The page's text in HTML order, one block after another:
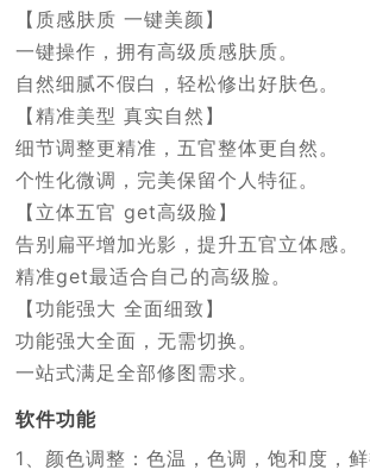
【质感肤质 一键美颜】
一键操作，拥有高级质感肤质。
自然细腻不假白，轻松修出好肤色。
【精准美型 真实自然】
细节调整更精准，五官整体更自然。
个性化微调，完美保留个人特征。
【立体五官 get高级脸】
告别扁平增加光影，提升五官立体感。
精准get最适合自己的高级脸。
【功能强大 全面细致】
功能强大全面，无需切换。
一站式满足全部修图需求。
软件功能
1、颜色调整：色温，色调，饱和度，